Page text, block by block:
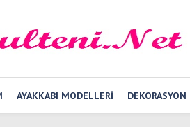
AYAKKABI MODELLERI DEKORASYON